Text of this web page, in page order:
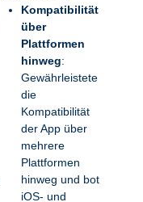
Kompatibilität
über
Plattformen
hinweg:
Gewährleistete
die
Kompatibilität
der App über
mehrere
Plattformen
hinweg und bot
iOS- und